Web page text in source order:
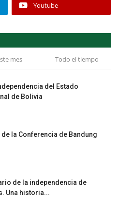
Youtube
mes Todo el tiempo
del Estado
de Bolivia
la Conferencia de Bandung
de la independencia de
Una historia...